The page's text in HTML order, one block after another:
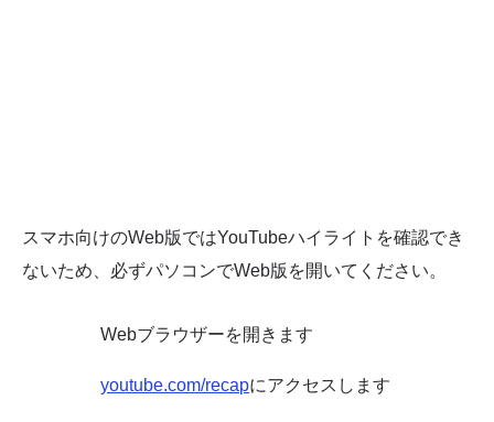
スマホ向けのWeb版ではYouTubeハイライトを確認でき
ないため、必ずパソコンでWeb版を開いてください。
Webブラウザーを開きます
youtube.com/recapにアクセスします